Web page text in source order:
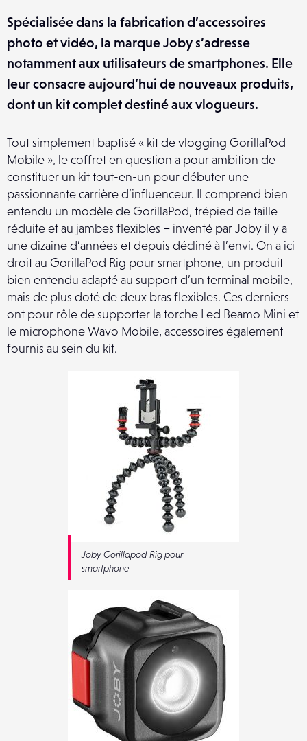
Spécialisée dans la fabrication d’accessoires
photo et vidéo, la marque Joby s’adresse
notamment aux utilisateurs de smartphones. Elle
leur consacre aujourd’hui de nouveaux produits,
dont un kit complet destiné aux vlogueurs.
Tout simplement baptisé « kit de vlogging GorillaPod
Mobile », le coffret en question a pour ambition de
constituer un kit tout-en-un pour débuter une
passionnante carrière d’influenceur. Il comprend bien
entendu un modèle de GorillaPod, trépied de taille
réduite et au jambes flexibles – inventé par Joby il y a
une dizaine d’années et depuis décliné à l’envi. On a ici
droit au GorillaPod Rig pour smartphone, un produit
bien entendu adapté au support d’un terminal mobile,
mais de plus doté de deux bras flexibles. Ces derniers
ont pour rôle de supporter la torche Led Beamo Mini et
le microphone Wavo Mobile, accessoires également
fournis au sein du kit.
Joby Gorillapod Rig pour
smartphone